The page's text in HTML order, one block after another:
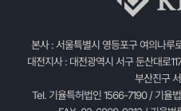
본사 : 서울특별시 영등포구 여의나
대전지사 : 대전광역시 서구 둔산대로
부산진구
Tel. 기율특허법인 1566-7190 / 기율